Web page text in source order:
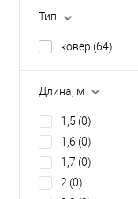
Тип
ковер (64)
Длина, м
1,5 (0)
1,6 (0)
1,7 (0)
2 (0)